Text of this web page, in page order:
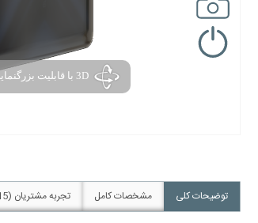
توضیحات کلی مشخصات کامل تجربه مشتریان (15)